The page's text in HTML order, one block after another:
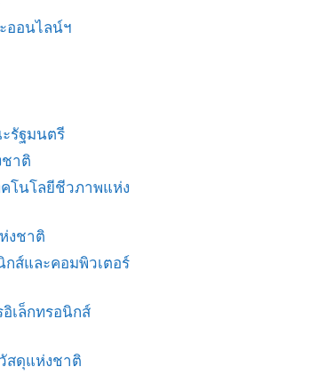
ออนไลน์ฯ
รัฐมนตรี
าติ
โนโลยีชีวภาพแห่ง
งชาติ
กส์และคอมพิวเตอร์
เล็กทรอนิกส์
สดุแห่งชาติ